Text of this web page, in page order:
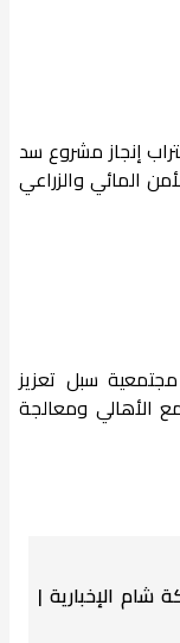
إنجاز مشروع سد
الأمن المائي والزراعي
سبل تعزيز
الأهالي ومعالجة
شام الإخبارية |